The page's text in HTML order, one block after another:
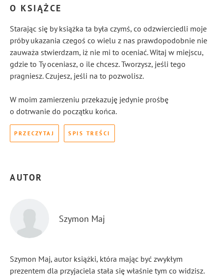
O KSIĄŻCE
Starając się by książka ta była czymś, co odzwierciedli moje
próby ukazania czegoś co wielu z nas prawdopodobnie nie
zauważa stwierdzam, iż nie mi to oceniać. Witaj w miejscu,
gdzie to Ty oceniasz, o ile chcesz. Tworzysz, jeśli tego
pragniesz. Czujesz, jeśli na to pozwolisz.
W moim zamierzeniu przekazuję jedynie prośbę
o dotrwanie do początku końca.
PRZECZYTAJ SPIS TREŚCI
AUTOR
Szymon Maj
Szymon Maj, autor książki, która mając być zwykłym
prezentem dla przyjaciela stała się właśnie tym co widzisz.